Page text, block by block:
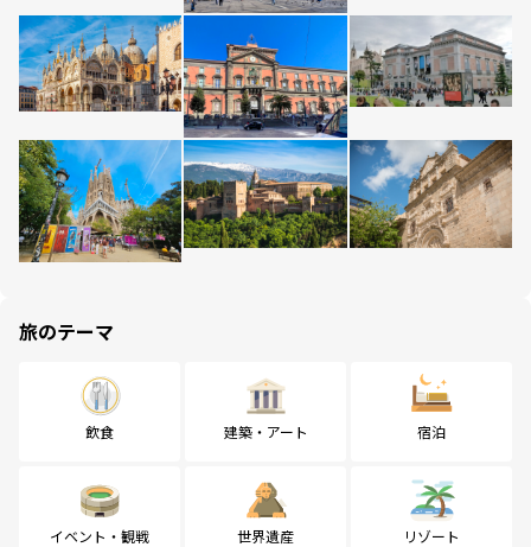
旅のテーマ
飲食 建築・アート 宿泊
イベント・観戦 世界遺産 リゾート